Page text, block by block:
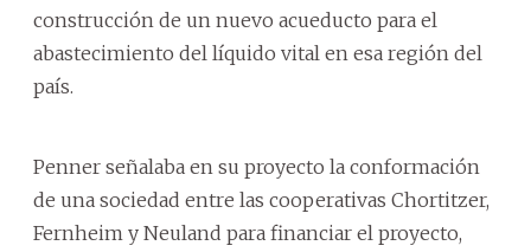
construcción de un nuevo acueducto para el
abastecimiento del líquido vital en esa región del
país.
Penner señalaba en su proyecto la conformación
de una sociedad entre las cooperativas Chortitzer,
Fernheim y Neuland para financiar el proyecto,